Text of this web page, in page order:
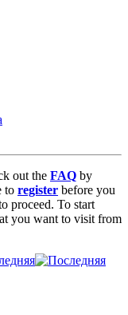
out the FAQ by
to register before you
proceed. To start
you want to visit from